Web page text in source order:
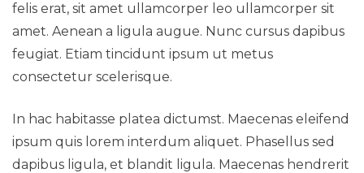
Contato
felis erat, sit amet ullamcorper leo ullamcorper sit
amet. Aenean a ligula augue. Nunc cursus dapibus
feugiat. Etiam tincidunt ipsum ut metus
consectetur scelerisque.
In hac habitasse platea dictumst. Maecenas eleifend
ipsum quis lorem interdum aliquet. Phasellus sed
dapibus ligula, et blandit ligula. Maecenas hendrerit